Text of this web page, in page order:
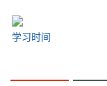
学习时间